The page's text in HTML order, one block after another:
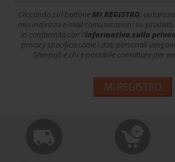
Cliccando sul bottoneMI REGISTRO,
mio indirizzo e-mail comunicazioni su
in conformità con l'informativa sulla
privacy specifica come i dati personali
Sherpa3 e chi è possibile contattare per
MI REGISTRO